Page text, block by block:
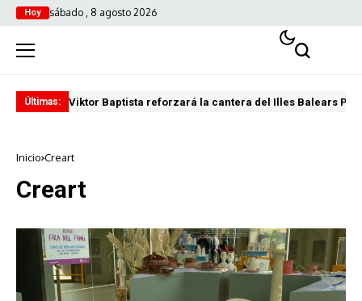
Hoy sábado , 8 agosto 2026
Últimas: Viktor Baptista reforzará la cantera del Illes Balears
Inicio Creart
Creart